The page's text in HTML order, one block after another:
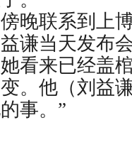
联系到上博
谦当天发布
看来已经盖
。他（刘益
事。”